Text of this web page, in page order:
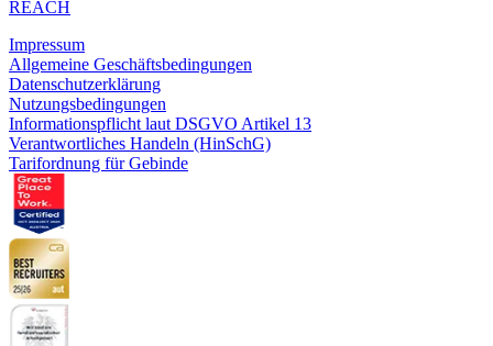
REACH
Impressum
Allgemeine Geschäftsbedingungen
Datenschutzerklärung
Nutzungsbedingungen
Informationspflicht laut DSGVO Artikel 13
Verantwortliches Handeln (HinSchG)
Tarifordnung für Gebinde